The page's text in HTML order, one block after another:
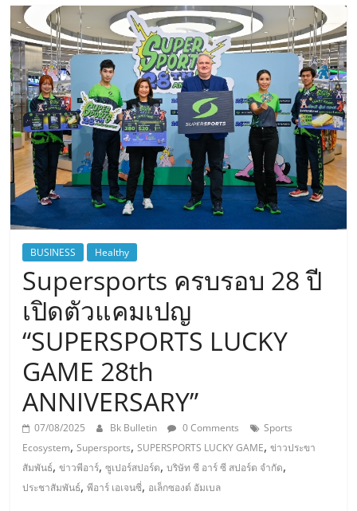
BUSINESS Healthy
Supersports ครบรอบ 28 ปี
เปิดตัวแคมเปญ
“SUPERSPORTS LUCKY
GAME 28th
ANNIVERSARY”
07/08/2025 Bk Bulletin 0 Comments
Sports
Ecosystem,Supersports,SUPERSPORTS LUCKY GAME,ข่าวประขา
สัมพันธ์,ข่าวพีอาร์,ซูเปอร์สปอร์ต,บริษัท ซี อาร์ ซี สปอร์ต จำกัด,
ประชาสัมพันธ์,พีอาร์ เอเจนซี่, อเล็กซองต์ อัมเบล